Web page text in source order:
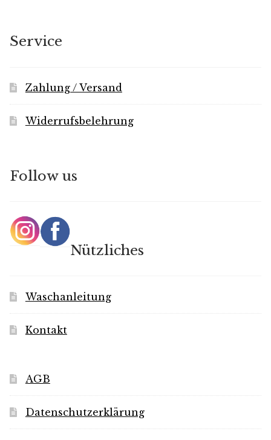
Service
Zahlung / Versand
Widerrufsbelehrung
Follow us
Nützliches
Waschanleitung
Kontakt
AGB
Datenschutzerklärung